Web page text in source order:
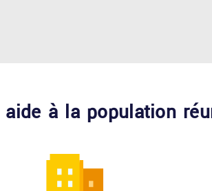
à la population